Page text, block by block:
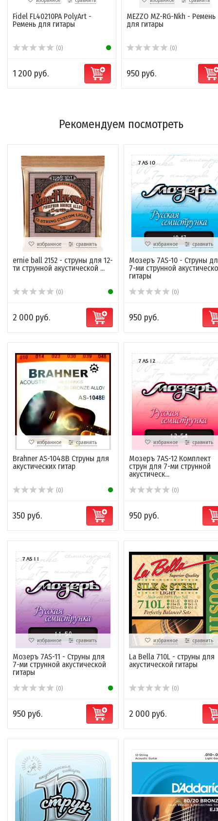
Fidel FL40210PA PolyArt -
Ремень для гитары
(0)
1 200 руб.
MEZZO MZ-RG-Nkh - Ремень
для гитары
(0)
950 руб.
Рекомендуем посмотреть
избранное сравнить
ernie ball 2152 - струны для 12-
ти струнной акустической ...
(0)
2 000 руб.
избранное сравнить
Мозеръ 7AS-10 - Струны
7-ми струнной
гитары
(0)
950 руб.
избранное сравнить
Brahner AS-1048B Струны для
акустических гитар
(0)
350 руб.
избранное сравнить
Мозеръ 7AS-12 Комплект
струн для 7-ми струнной
акустическ...
(0)
950 руб.
избранное сравнить
Мозеръ 7AS-11 - Струны для
7-ми струнной акустической
гитары
(0)
950 руб.
избранное сравнить
La Bella 710L - струны для
акустической гитары
(0)
2 000 руб.